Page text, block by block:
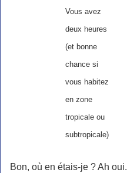
Vous avez
deux heures
(et bonne
chance si
vous habitez
en zone
tropicale ou
subtropicale)
Bon, où en étais-je ? Ah oui.